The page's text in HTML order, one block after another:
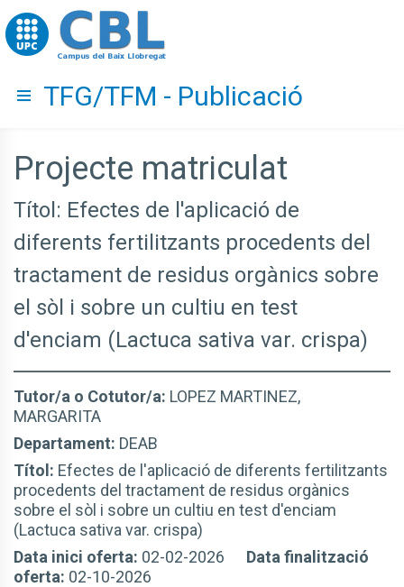
Go to upc.edu
Hide menu
TFG/TFM - Publicació
Projecte matriculat
Títol: Efectes de l'aplicació de
diferents fertilitzants procedents del
tractament de residus orgànics sobre
el sòl i sobre un cultiu en test
d'enciam (Lactuca sativa var. crispa)
Tutor/a o Cotutor/a: LOPEZ MARTINEZ,
MARGARITA
Departament: DEAB
Títol: Efectes de l'aplicació de diferents fertilitzants
procedents del tractament de residus orgànics
sobre el sòl i sobre un cultiu en test d'enciam
(Lactuca sativa var. crispa)
Data inici oferta: 02-02-2026 Data finalització
oferta: 02-10-2026